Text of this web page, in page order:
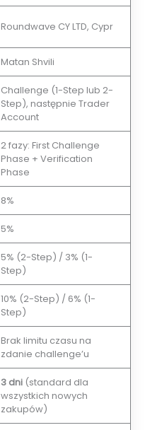
Roundwave CY LTD, Cypr
Matan Shvili
Challenge (1-Step lub 2-
Step), następnie Trader
Account
2 fazy: First Challenge
Phase + Verification
Phase
8%
5%
5% (2-Step) / 3% (1-
Step)
10% (2-Step) / 6% (1-
Step)
Brak limitu czasu na
zdanie challenge’u
3 dni (standard dla
wszystkich nowych
zakupów)